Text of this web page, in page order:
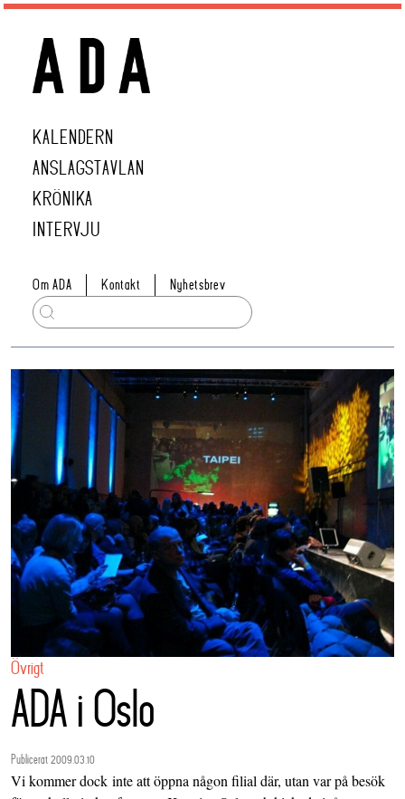
KALENDERN
ANSLAGSTAVLAN
KRÖNIKA
INTERVJU
Om ADA Kontakt Nyhetsbrev
Övrigt
ADA i Oslo
Publicerat 2009.03.10
Vi kommer dock inte att öppna någon filial där, utan var på besök